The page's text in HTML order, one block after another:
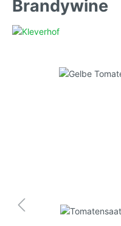
Brandywine